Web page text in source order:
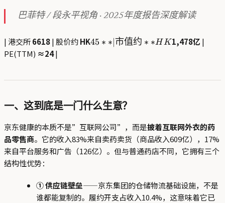
巴菲特 / 段永平视角 · 2025年度报告深度解读
| 港交所6618| 股价约HK45** |
45 ∗ ∗ 市值约 ∗ ∗HK1,478亿 |
PE(TTM) ≈24|
一、这到底是一门什么生意？
京东健康的本质不是”互联网公司”，而是披着互联网外衣的药
品零售商。它的收入83%来自卖药卖货（商品收入609亿），17%
来自平台服务和广告（126亿）。但与普通药店不同，它拥有三个
结构性优势：
① 供应链壁垒——京东集团的仓储物流基础设施，不是
谁都能复制的。履约开支占收入10.4%，这意味着它已